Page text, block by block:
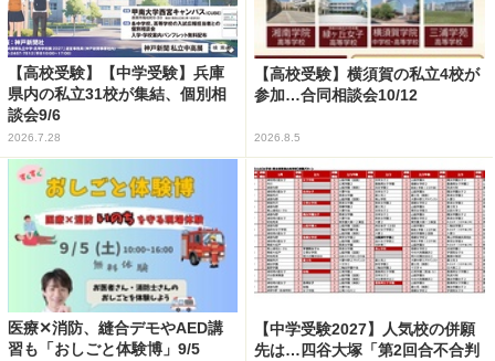
【高校受験】【中学受験】兵庫
県内の私立31校が集結、個別相
談会9/6
2026.7.28
【高校受験】横須賀の私立4校が
参加…合同相談会10/12
2026.8.5
医療✕消防、縫合デモやAED講
習も「おしごと体験博」9/5
【中学受験2027】人気校の併願
先は…四谷大塚「第2回合不合判